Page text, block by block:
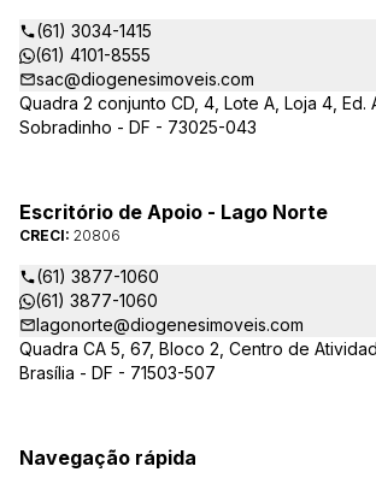
(61) 3034-1415
(61) 4101-8555
sac@diogenesimoveis.com
Quadra 2 conjunto CD, 4, Lote A, Loja 4, Ed.
Sobradinho - DF - 73025-043
Escritório de Apoio - Lago Norte
CRECI: 20806
(61) 3877-1060
(61) 3877-1060
lagonorte@diogenesimoveis.com
Quadra CA 5, 67, Bloco 2, Centro de
Brasília - DF - 71503-507
Navegação rápida